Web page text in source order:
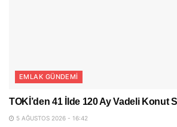
EMLAK GÜNDEMI
TOKİ’den 41 İlde 120 Ay Vadeli Konut
5 AĞUSTOS 2026 - 16:42